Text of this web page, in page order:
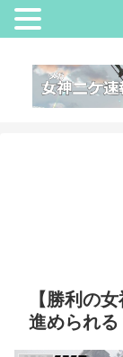
【勝利の
進められる